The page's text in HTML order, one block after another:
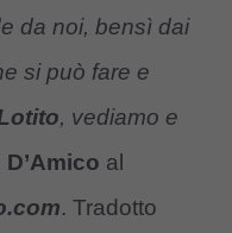
da noi, bensì dai
si può fare e
, vediamo e
D’Amico al
. Tradotto